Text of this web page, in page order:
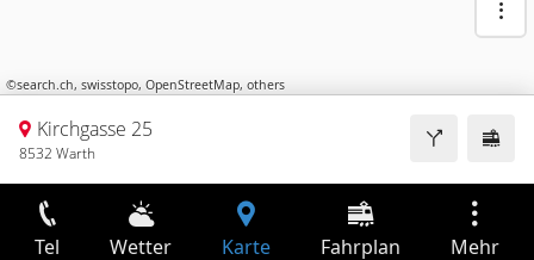
©search.ch, swisstopo, OpenStreetMap, others
Kirchgasse 25
8532 Warth
Tel Wetter Karte Fahrplan Mehr